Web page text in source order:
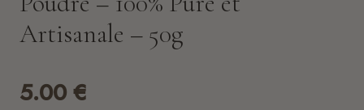
Artisanale – 50g
5.00€